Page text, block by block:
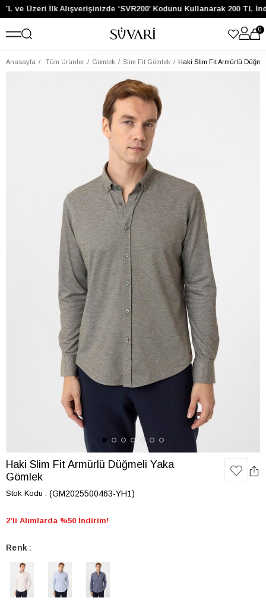
ve Üzeri İlk Alışverişinizde ‘SVR200’ Kodunu Kullanarak 200 TL
0
Anasayfa Tüm Ürünler Gömlek Slim Fit Gömlek Haki Slim Fit Armürlü
Haki Slim Fit Armürlü Düğmeli Yaka
Gömlek
Stok Kodu (GM2025500463-YH1)
2'li Alımlarda %50 İndirim!
Renk